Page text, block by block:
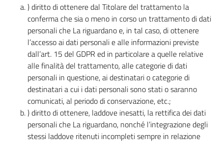
) diritto di ottenere dal Titolare del trattamento la
conferma che sia o meno in corso un trattamento di dati
personali che La riguardano e, in tal caso, di ottenere
l’accesso ai dati personali e alle informazioni previste
dall’art. 15 del GDPR ed in particolare a quelle relative
alle finalità del trattamento, alle categorie di dati
personali in questione, ai destinatari o categorie di
destinatari a cui i dati personali sono stati o saranno
comunicati, al periodo di conservazione, etc.;
) diritto di ottenere, laddove inesatti, la rettifica dei dati
personali che La riguardano, nonché l’integrazione degli
stessi laddove ritenuti incompleti sempre in relazione